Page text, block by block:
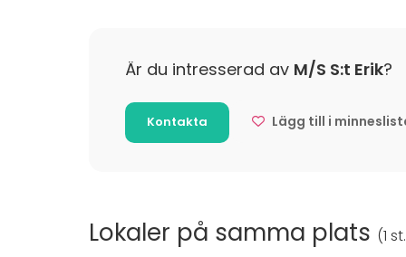
Är du intresserad av M/S S:t Erik?
Kontakta Lägg till i
Lokaler på samma plats (1 st.